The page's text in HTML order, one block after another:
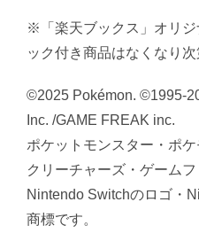
※「楽天ブックス」オリ
ック付き商品はなくなり
©2025 Pokémon. ©1995-
Inc. /GAME FREAK inc.
ポケットモンスター・ポ
クリーチャーズ・ゲーム
Nintendo Switchのロゴ・
商標です。